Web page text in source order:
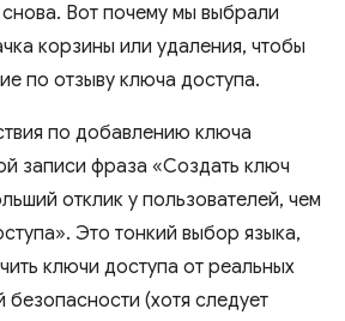
Вот почему мы выбрали
корзины или удаления, чтобы
по отзыву ключа доступа.
по добавлению ключа
записи фраза «Создать ключ
отклик у пользователей, чем
Это тонкий выбор языка,
ключи доступа от реальных
(хотя следует